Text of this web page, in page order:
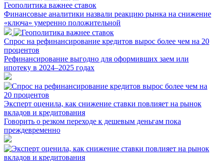
Геополитика важнее ставок
Финансовые аналитики назвали реакцию рынка на снижение
«ключа» умеренно положительной
Спрос на рефинансирование кредитов вырос более чем на 20
процентов
Рефинансирование выгодно для оформивших заем или
ипотеку в 2024–2025 годах
Эксперт оценила, как снижение ставки повлияет на рынок
вкладов и кредитования
Говорить о резком переходе к дешевым деньгам пока
преждевременно